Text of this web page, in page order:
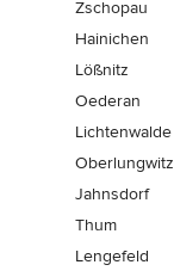
Zschopau
Hainichen
Lößnitz
Oederan
Lichtenwalde
Oberlungwitz
Jahnsdorf
Thum
Lengefeld